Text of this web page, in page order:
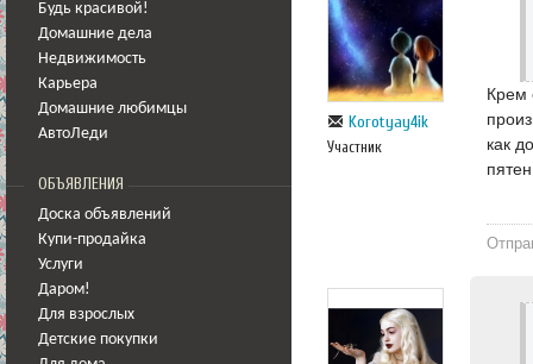
Будь красивой!
Домашние дела
Недвижимость
Карьера
Домашние любимцы
АвтоЛеди
ОБЪЯВЛЕНИЯ
Доска объявлений
Купи-продайка
Услуги
Даром!
Для взрослых
Детские покупки
Korotyay4ik
Участник
Крем
как